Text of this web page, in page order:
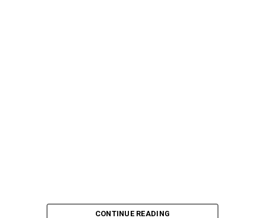
CONTINUE READING